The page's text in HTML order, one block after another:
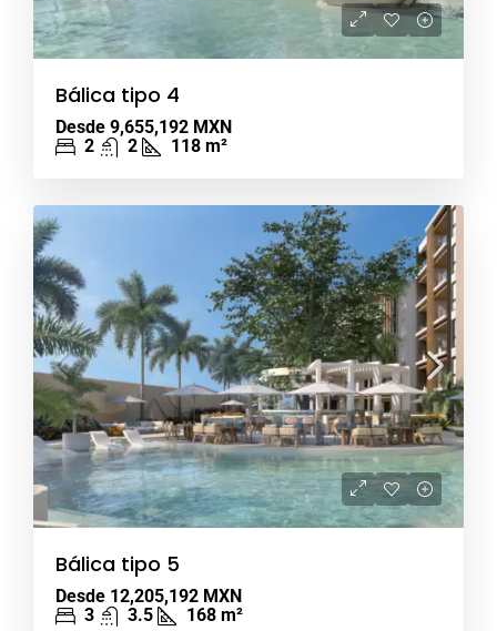
Bálica tipo 4
Desde 9,655,192 MXN
2
2 118 m²
Bálica tipo 5
Desde 12,205,192 MXN
3
3.5 168 m²